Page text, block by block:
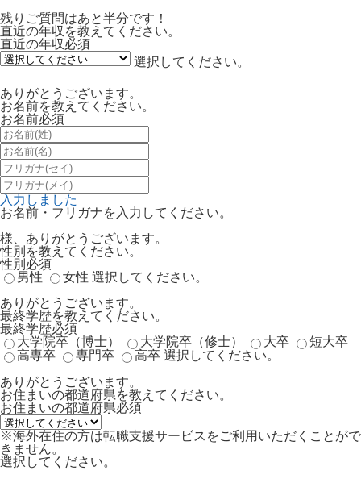
残りご質問はあと半分です！
直近の年収を教えてください。
直近の年収必須
選択してください。
ありがとうございます。
お名前を教えてください。
お名前必須
入力しました
お名前・フリガナを入力してください。
様、ありがとうございます。
性別を教えてください。
性別 必須
男性
女性 選択してください。
ありがとうございます。
最終学歴を教えてください。
最終学歴必須
大学院卒（博士）
大学院卒（修士） 大卒
短大卒
高専卒
専門卒 高卒 選択してください。
ありがとうございます。
お住まいの都道府県を教えてください。
お住まいの都道府県必須
※海外在住の方は転職支援サービスをご利用いただくことがで
きません。
選択してください。